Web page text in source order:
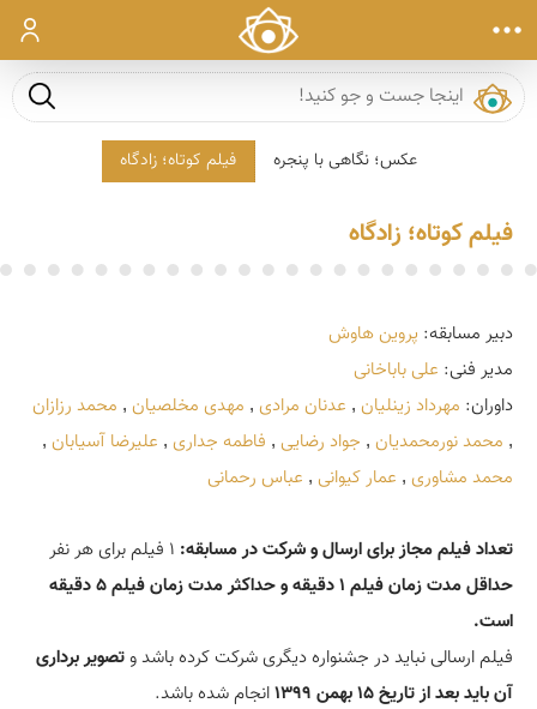
ورود
جست و
عکس؛ نگاهی با پنجره فیلم کوتاه؛ زادگاه
فیلم کوتاه؛ زادگاه
دبیر مسابقه: پروین هاوش
مدیر فنی: علی باباخانی
داوران: مهرداد زینلیان , عدنان مرادی , مهدی مخلصیان , محمد رزازان
, محمد نورمحمدیان , جواد رضایی , فاطمه جداری , علیرضا آسیابان ,
محمد مشاوری , عمار کیوانی , عباس رحمانی
تعداد فیلم مجاز برای ارسال و شرکت در مسابقه:
است.
فیلم ارسالی نباید در جشنواره دیگری شرکت کرده باشد و
آن باید بعد از تاریخ ۱۵ بهمن ۱۳۹۹
انجام شده باشد.